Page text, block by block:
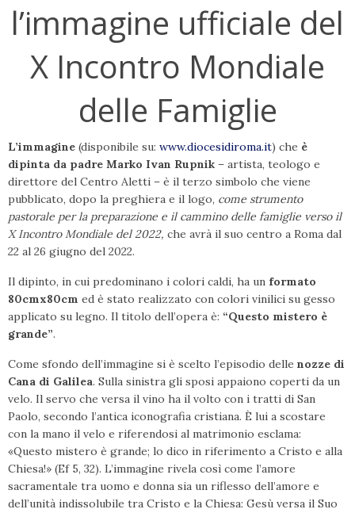
l’immagine ufficiale del
X Incontro Mondiale
delle Famiglie
L’immagine (disponibile su: www.diocesidiroma.it) che è
dipinta da padre Marko Ivan Rupnik – artista, teologo e
direttore del Centro Aletti – è il terzo simbolo che viene
pubblicato, dopo la preghiera e il logo, come strumento
pastorale per la preparazione e il cammino delle famiglie verso il
X Incontro Mondiale del 2022, che avrà il suo centro a Roma dal
22 al 26 giugno del 2022.
Il dipinto, in cui predominano i colori caldi, ha un formato
80cmx80cm ed è stato realizzato con colori vinilici su gesso
applicato su legno. Il titolo dell’opera è: “Questo mistero è
grande”.
Come sfondo dell’immagine si è scelto l’episodio delle nozze di
Cana di Galilea. Sulla sinistra gli sposi appaiono coperti da un
velo. Il servo che versa il vino ha il volto con i tratti di San
Paolo, secondo l’antica iconografia cristiana. È lui a scostare
con la mano il velo e riferendosi al matrimonio esclama:
«Questo mistero è grande; lo dico in riferimento a Cristo e alla
Chiesa!» (Ef 5, 32). L’immagine rivela così come l’amore
sacramentale tra uomo e donna sia un riflesso dell’amore e
dell’unità indissolubile tra Cristo e la Chiesa: Gesù versa il Suo